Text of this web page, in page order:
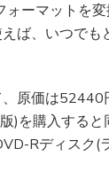
ーマットを
ば、いつで
原価は
)を購入すると
Rディスク